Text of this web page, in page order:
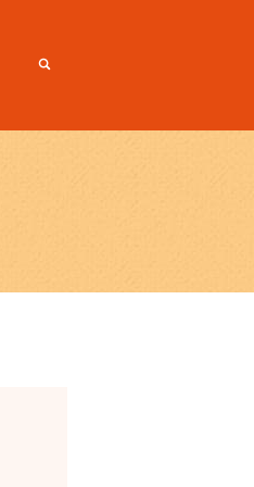
search